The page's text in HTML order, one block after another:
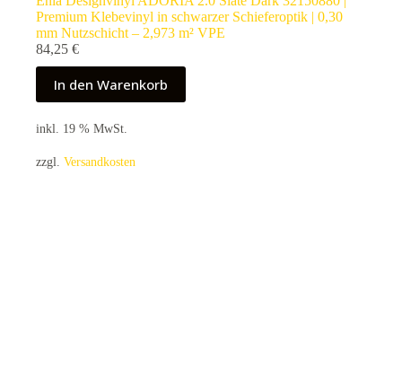
Premium Klebevinyl in schwarzer Schieferoptik | 0,30
mm Nutzschicht – 2,973 m² VPE
84,25 €
In den Warenkorb
inkl. 19 % MwSt.
zzgl. Versandkosten